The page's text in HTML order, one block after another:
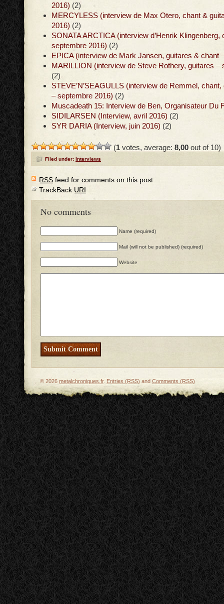
2016) (2)
MERCYLESS (interview de Max Otero, chant &
2016) (2)
SONATA ARCTICA (interview d’Henrik Klingenberg,
septembre 2016) (2)
EPICA (interview de Mark Jansen, guitares & chant
MARILLION (interview de Steve Rothery, guitares –
(2)
STEVE’N’SEAGULLS (interview de Remmel,
– septembre 2016) (2)
Muscadeath 15: Interview de Ben, Organisateur Du
SIDILARSEN (Interview, avril 2016) (2)
SYR DARIA (Interview, juin 2016) (2)
(1 votes, average: 8,00 out of 10)
Filed under: Interviews
RSS feed for comments on this post
TrackBack URI
No comments
Name (required)
Mail (will not be published) (required)
Website
© 2026 metalchroniques.fr. Entries (RSS) and Comments (RSS)